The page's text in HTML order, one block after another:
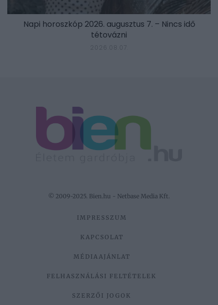
Napi horoszkóp 2026. augusztus 7. – Nincs idő
tétovázni
2026.08.07.
© 2009-2025. Bien.hu - Netbase Media Kft.
IMPRESSZUM
KAPCSOLAT
MÉDIAAJÁNLAT
FELHASZNÁLÁSI FELTÉTELEK
SZERZŐI JOGOK